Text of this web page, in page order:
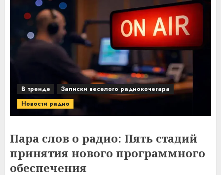
В тренде
Записки веселого радиокочегара
Новости радио
Пара слов о радио: Пять стадий
принятия нового программного
обеспечения